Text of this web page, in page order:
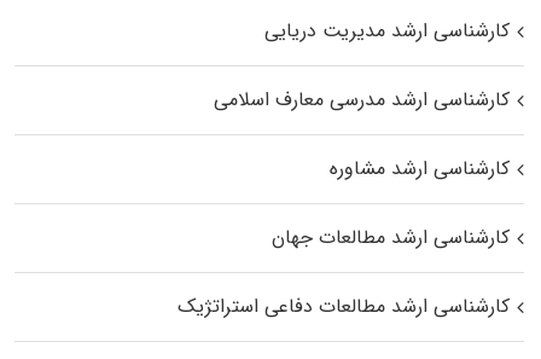
کارشناسی ارشد مدیریت دریایی
کارشناسی ارشد مدرسی معارف اسلامی
کارشناسی ارشد مشاوره
کارشناسی ارشد مطالعات جهان
کارشناسی ارشد مطالعات دفاعی استراتژیک